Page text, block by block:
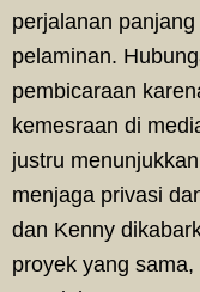
perjalanan
pelaminan.
pembicaraan
kemesraan di
justru
menjaga privasi
dan Kenny
proyek yang